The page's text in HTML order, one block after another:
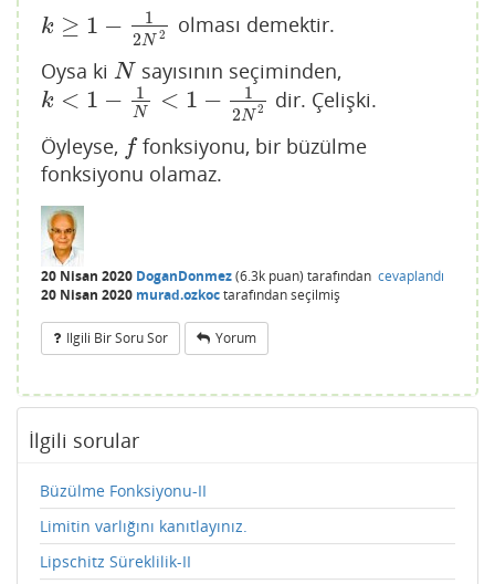
k ≥ 1 −
1
2N 2
k≥ 1− 12 N 2
olması demektir.
Oysa ki N
N sayısının seçiminden,
k < 1 − 1
N < 1 −
1
2N2
k< 1− 1N< 1−1 2N 2
dir. Çelişki.
Öyleyse, f
f fonksiyonu, bir büzülme
fonksiyonu olamaz.
20 Nisan 2020 DoganDonmez(6.3k puan) tarafından cevaplandı
20 Nisan 2020 murad.ozkoctarafındanseçilmiş
Ilgili Bir Soru Sor Yorum
İlgili sorular
Büzülme Fonksiyonu-II
Limitin varlığını kanıtlayınız.
Lipschitz Süreklilik-II